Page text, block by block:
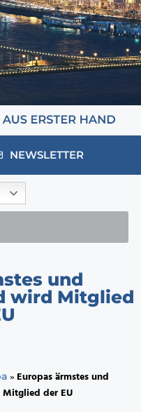
NEWSLETTER
und
wird Mitglied
»Europas ärmstes und
der EU